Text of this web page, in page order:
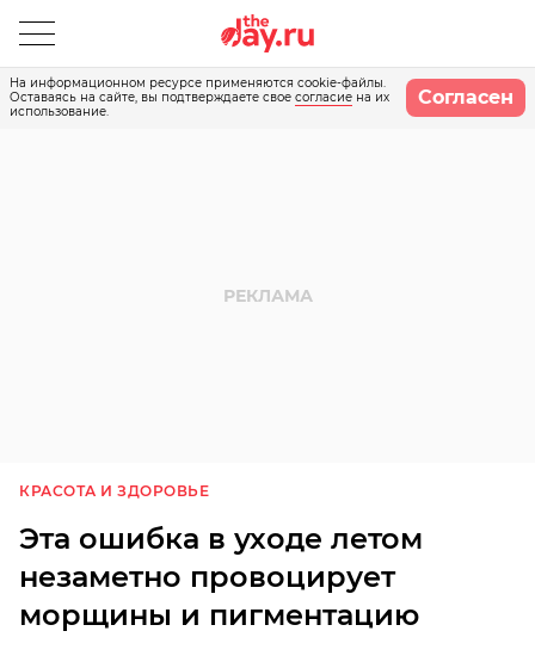
На информационном ресурсе применяются cookie-файлы.
Оставаясь на сайте, вы подтверждаете свое согласие на их
использование.
Согласен
КРАСОТА И ЗДОРОВЬЕ
Эта ошибка в уходе летом
незаметно провоцирует
морщины и пигментацию